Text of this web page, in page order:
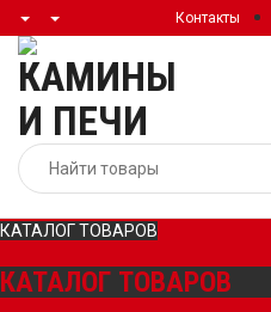
Контакты
КАТАЛОГ ТОВАРОВ
КАТАЛОГ ТОВАРОВ